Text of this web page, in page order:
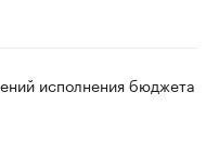
исполнения бюджета